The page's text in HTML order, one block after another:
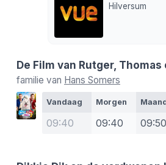
Hilversum
De Film van Rutger, Thomas
familie van Hans Somers
Vandaag Morgen
09:40 09:40 09:50